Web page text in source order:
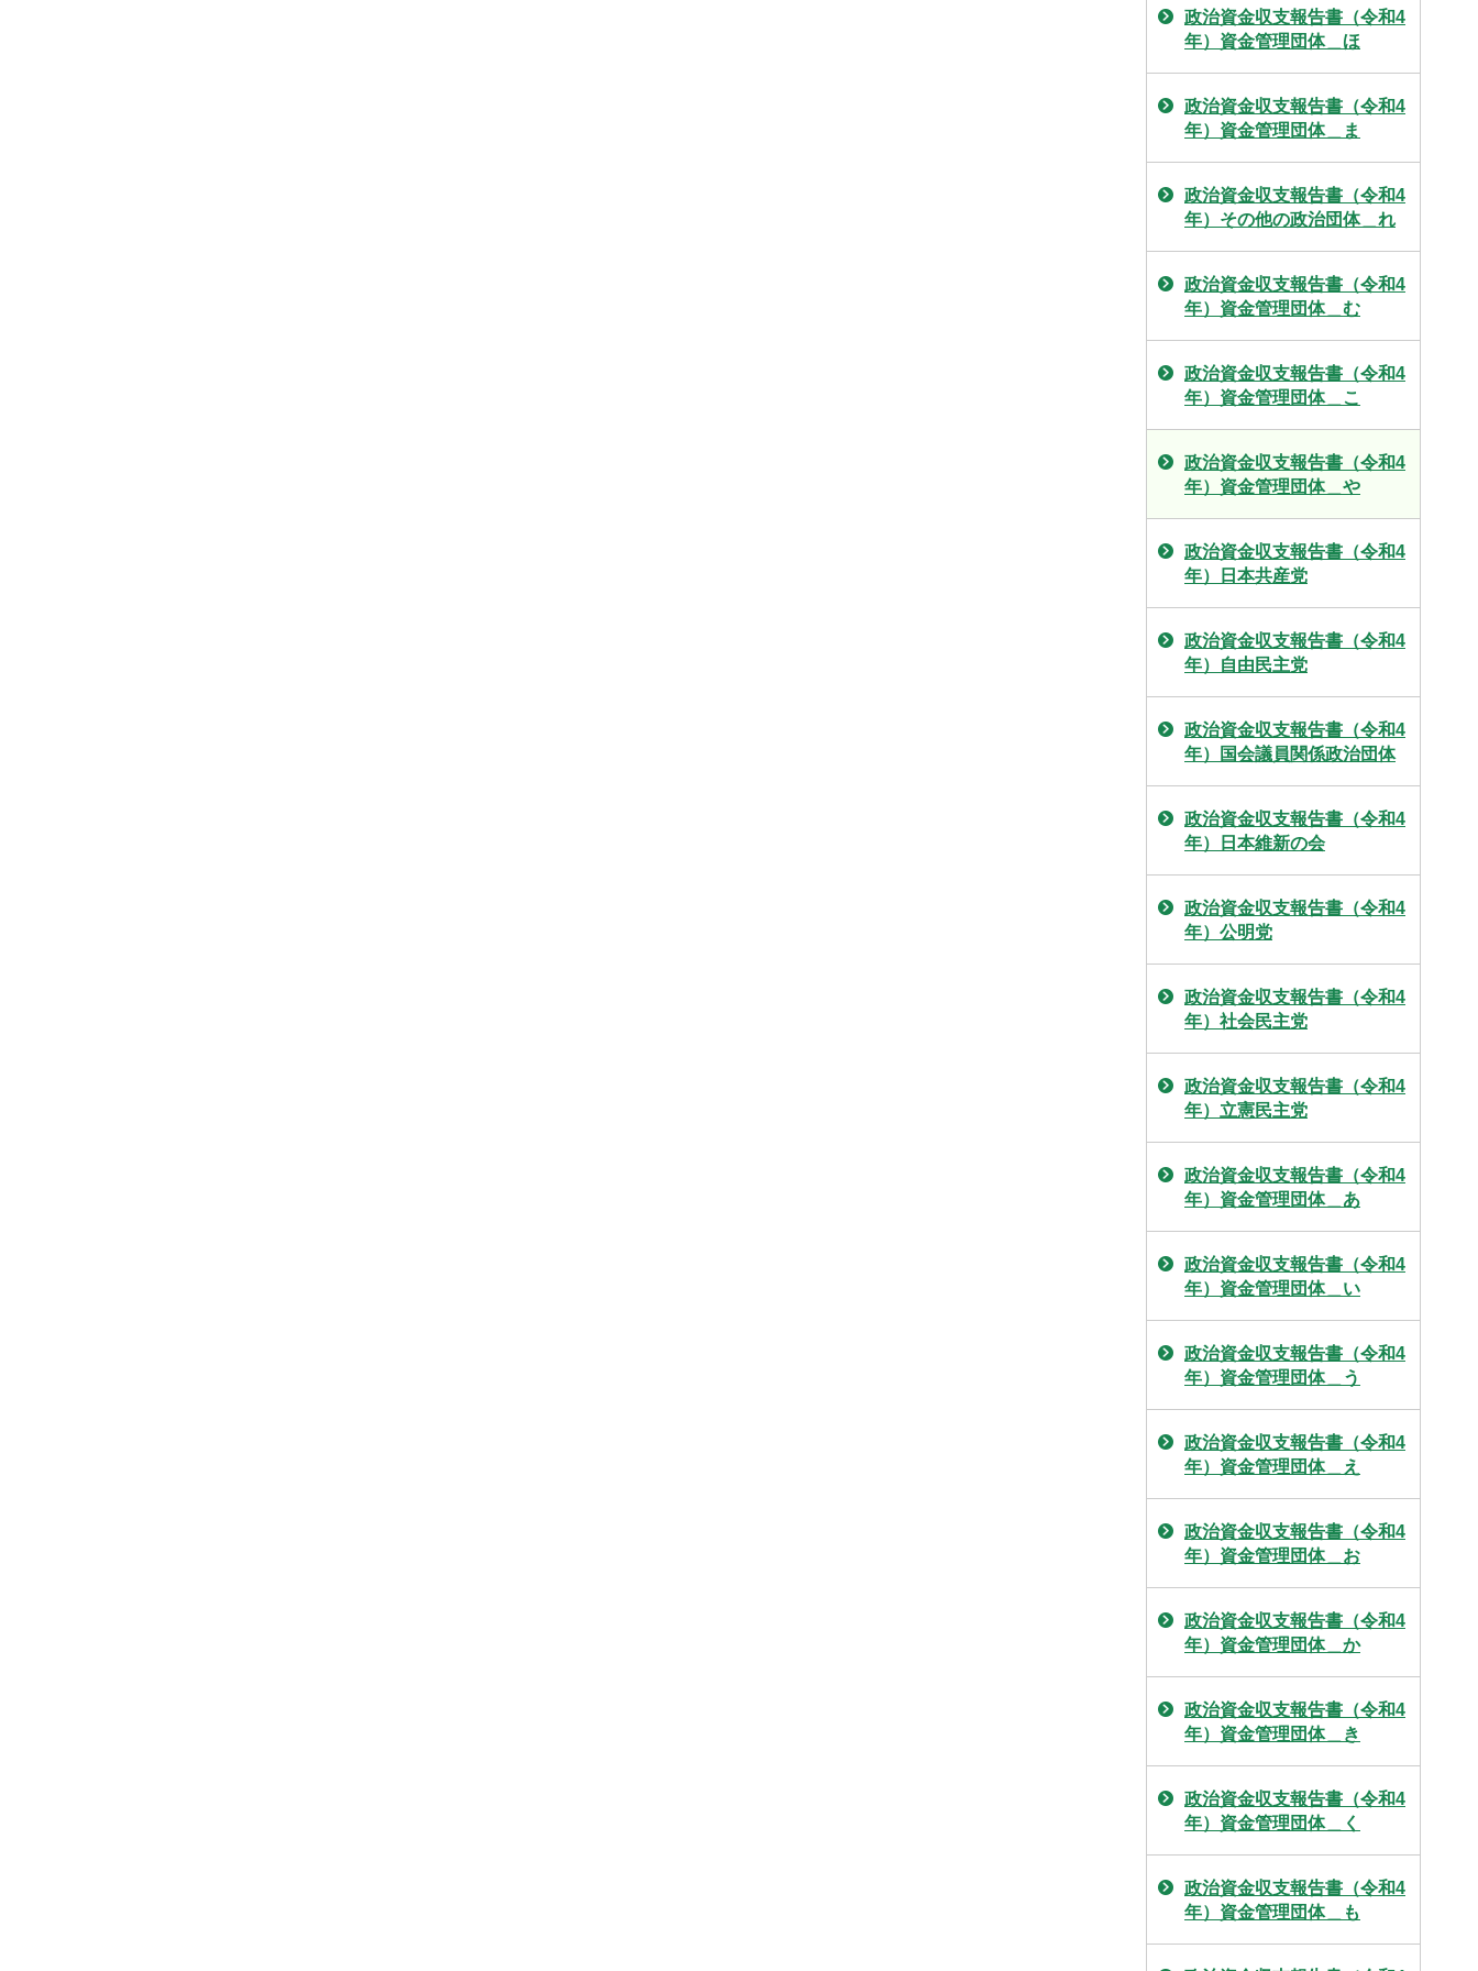
政治資金収支報告書（令和4
年）資金管理団体＿ほ
政治資金収支報告書（令和4
年）資金管理団体＿ま
政治資金収支報告書（令和4
年）その他の政治団体＿れ
政治資金収支報告書（令和4
年）資金管理団体＿む
政治資金収支報告書（令和4
年）資金管理団体＿こ
政治資金収支報告書（令和4
年）資金管理団体＿や
政治資金収支報告書（令和4
年）日本共産党
政治資金収支報告書（令和4
年）自由民主党
政治資金収支報告書（令和4
年）国会議員関係政治団体
政治資金収支報告書（令和4
年）日本維新の会
政治資金収支報告書（令和4
年）公明党
政治資金収支報告書（令和4
年）社会民主党
政治資金収支報告書（令和4
年）立憲民主党
政治資金収支報告書（令和4
年）資金管理団体＿あ
政治資金収支報告書（令和4
年）資金管理団体＿い
政治資金収支報告書（令和4
年）資金管理団体＿う
政治資金収支報告書（令和4
年）資金管理団体＿え
政治資金収支報告書（令和4
年）資金管理団体＿お
政治資金収支報告書（令和4
年）資金管理団体＿か
政治資金収支報告書（令和4
年）資金管理団体＿き
政治資金収支報告書（令和4
年）資金管理団体＿く
政治資金収支報告書（令和4
年）資金管理団体＿も